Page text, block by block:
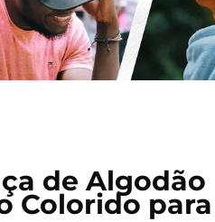
de Algodão
Colorido para